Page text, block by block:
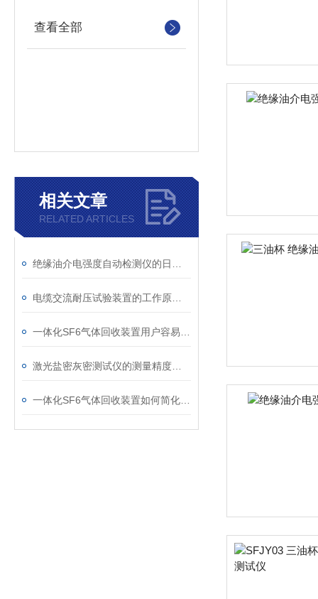
查看全部
相关文章
RELATED ARTICLES